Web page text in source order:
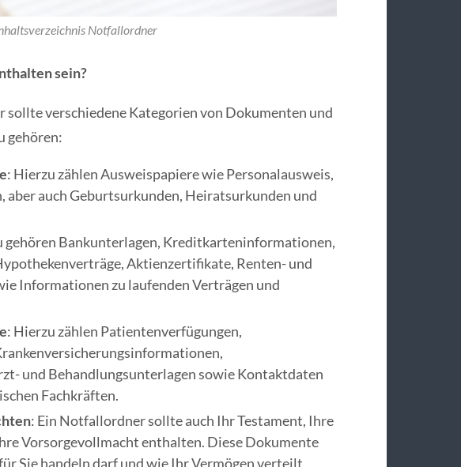
Notfallordner
sein?
verschiedene Kategorien von Dokumenten und
gehören:
: Hierzu zählen Ausweispapiere wie Personalausweis,
aber auch Geburtsurkunden, Heiratsurkunden und
gehören Bankunterlagen, Kreditkarteninformationen,
Aktienzertifikate, Renten- und
Informationen zu laufenden Verträgen und
: Hierzu zählen Patientenverfügungen,
und Behandlungsunterlagen sowie Kontaktdaten
Fachkräften.
: Ein Notfallordner sollte auch Ihr Testament, Ihre
Vorsorgevollmacht enthalten. Diese Dokumente
Sie handeln darf und wie Ihr Vermögen verteilt